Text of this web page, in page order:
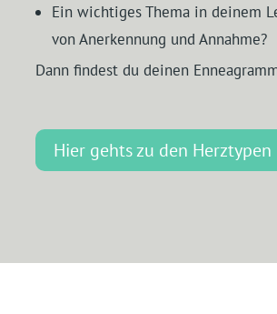
Ein wichtiges Thema in deinem
von Anerkennung und Annahme?
Dann findest du deinen
Hier gehts zu den Herztypen